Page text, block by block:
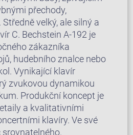
přechody,
velký, ale silný a
C. Bechstein A-192 je
zákazníka
hudebního znalce nebo
Vynikající klavír
zvukovou dynamikou
Produkční koncept je
a kvalitativními
klavíry. Ve své